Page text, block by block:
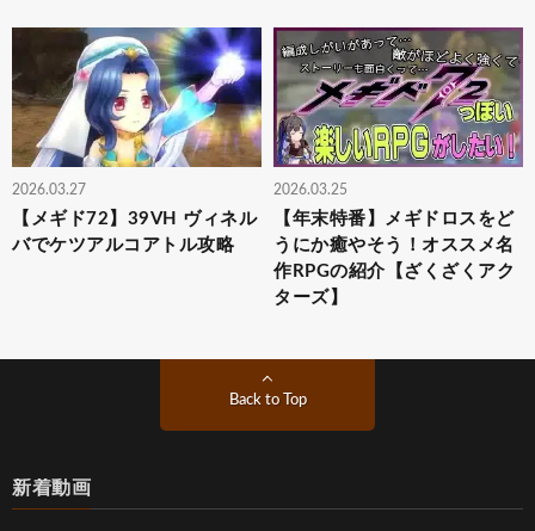
2026.03.27
【メギド72】39VH ヴィネル
バでケツアルコアトル攻略
2026.03.25
【年末特番】メギドロスをど
うにか癒やそう！オススメ名
作RPGの紹介【ざくざくアク
ターズ】
Back to Top
新着動画